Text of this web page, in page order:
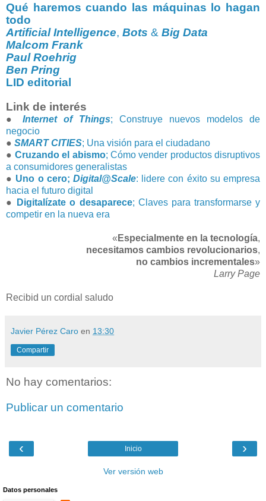
Qué haremos cuando las máquinas lo hagan
todo
Artificial Intelligence, Bots & Big Data
Malcom Frank
Paul Roehrig
Ben Pring
LID editorial
Link de interés
● Internet of Things; Construye nuevos modelos de
negocio
● SMART CITIES; Una visión para el ciudadano
● Cruzando el abismo; Cómo vender productos disruptivos
a consumidores generalistas
● Uno o cero;Digital@Scale: lidere con éxito su empresa
hacia el futuro digital
●
Digitalízate o desaparece; Claves para transformarse y
competir en la nueva era
« Especialmente en la tecnología,
necesitamos cambios revolucionarios,
no cambios incrementales»
Larry Page
Recibid un cordial saludo
Javier Pérez Caro en 13:30
Compartir
No hay comentarios:
Publicar un comentario
‹ ›
Inicio
Ver versión web
Datos personales